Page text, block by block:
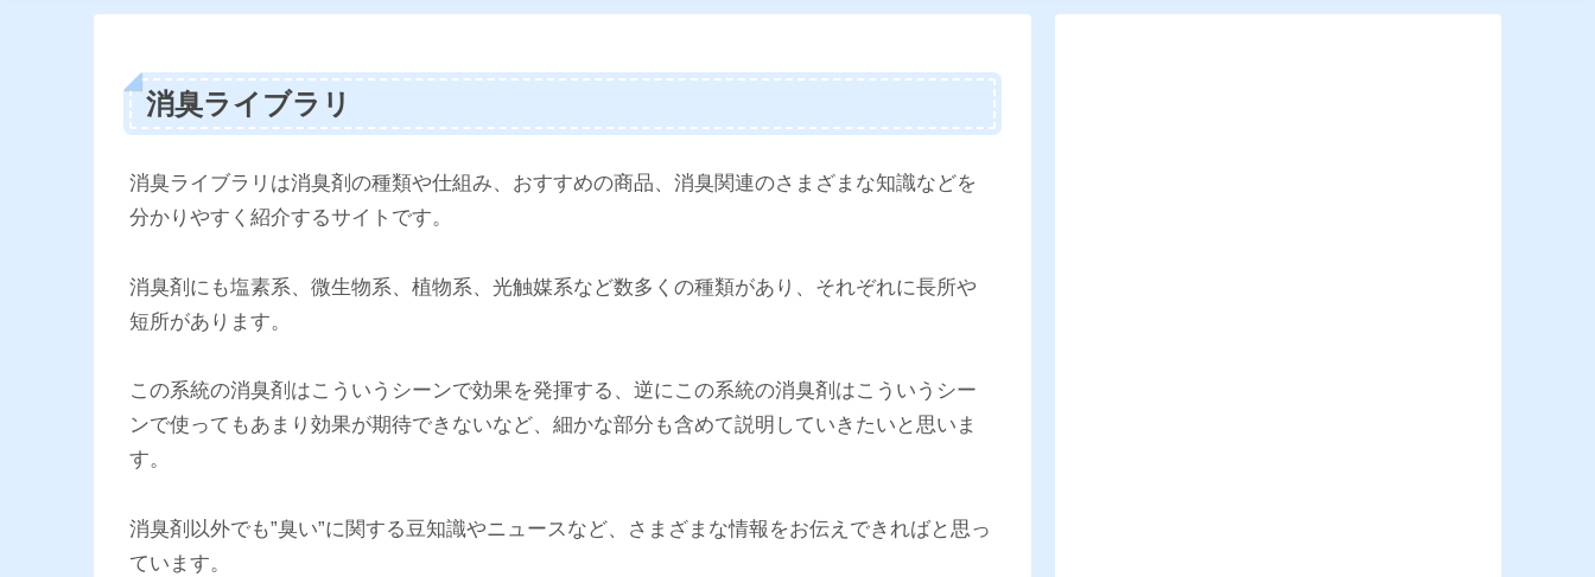
消臭ライブラリ
消臭ライブラリは消臭剤の種類や仕組み、おすすめの商品、消臭関連のさまざまな知識などを
分かりやすく紹介するサイトです。
消臭剤にも塩素系、微生物系、植物系、光触媒系など数多くの種類があり、それぞれに長所や
短所があります。
この系統の消臭剤はこういうシーンで効果を発揮する、逆にこの系統の消臭剤はこういうシー
ンで使ってもあまり効果が期待できないなど、細かな部分も含めて説明していきたいと思いま
す。
消臭剤以外でも”臭い”に関する豆知識やニュースなど、さまざまな情報をお伝えできればと思っ
ています。